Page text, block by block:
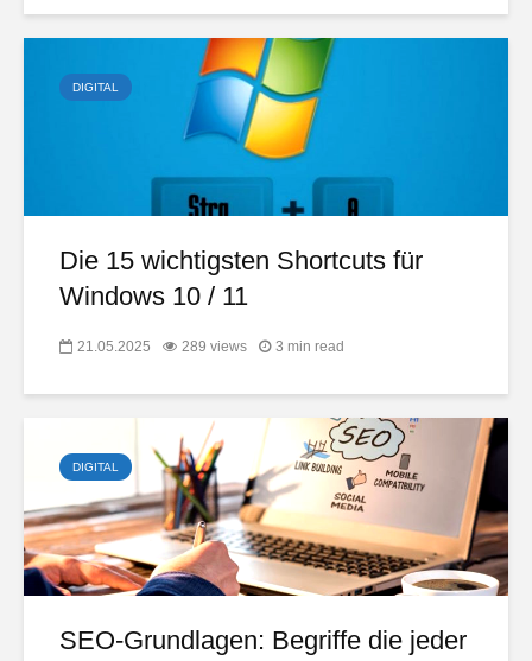
DIGITAL
Die 15 wichtigsten Shortcuts für
Windows 10 / 11
21.05.2025 289 views 3 min read
DIGITAL
SEO-Grundlagen: Begriffe die jeder